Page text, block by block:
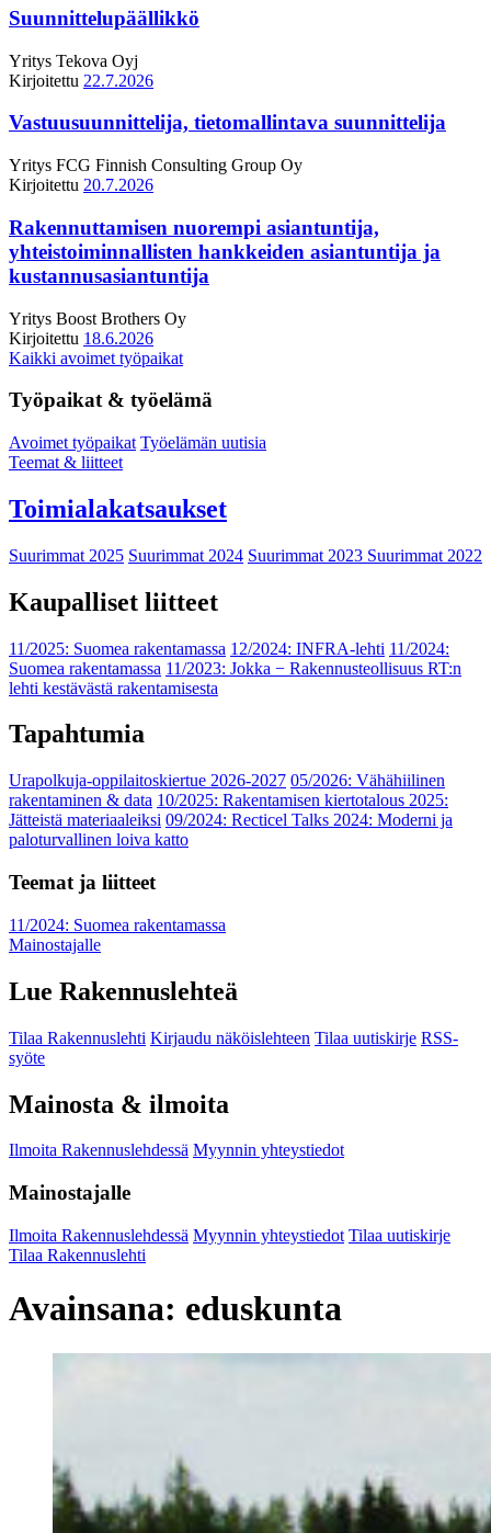
Suunnittelupäällikkö
Yritys Tekova Oyj
Kirjoitettu 22.7.2026
Vastuusuunnittelija, tietomallintava suunnittelija
Yritys FCG Finnish Consulting Group Oy
Kirjoitettu 20.7.2026
Rakennuttamisen nuorempi asiantuntija,
yhteistoiminnallisten hankkeiden asiantuntija ja
kustannusasiantuntija
Yritys Boost Brothers Oy
Kirjoitettu 18.6.2026
Kaikki avoimet työpaikat
Työpaikat & työelämä
Avoimet työpaikat Työelämän uutisia
Teemat & liitteet
Toimialakatsaukset
Suurimmat 2025 Suurimmat 2024 Suurimmat 2023 Suurimmat 2022
Kaupalliset liitteet
11/2025: Suomea rakentamassa 12/2024: INFRA-lehti 11/2024:
Suomea rakentamassa 11/2023: Jokka − Rakennusteollisuus RT:n
lehti kestävästä rakentamisesta
Tapahtumia
Urapolkuja-oppilaitoskiertue 2026-2027 05/2026: Vähähiilinen
rakentaminen & data 10/2025: Rakentamisen kiertotalous 2025:
Jätteistä materiaaleiksi 09/2024: Recticel Talks 2024: Moderni ja
paloturvallinen loiva katto
Teemat ja liitteet
11/2024: Suomea rakentamassa
Mainostajalle
Lue Rakennuslehteä
Tilaa Rakennuslehti Kirjaudu näköislehteen Tilaa uutiskirje RSS-
syöte
Mainosta & ilmoita
Ilmoita Rakennuslehdessä Myynnin yhteystiedot
Mainostajalle
Ilmoita Rakennuslehdessä Myynnin yhteystiedot Tilaa uutiskirje
Tilaa Rakennuslehti
Avainsana: eduskunta